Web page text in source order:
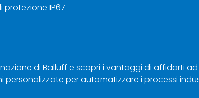
IP67
di Balluff e scopri i vantaggi di affidarti
per automatizzare i processi